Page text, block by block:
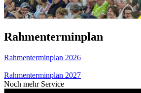
Rahmenterminplan
Rahmenterminplan 2026
Rahmenterminplan 2027
Noch mehr Service